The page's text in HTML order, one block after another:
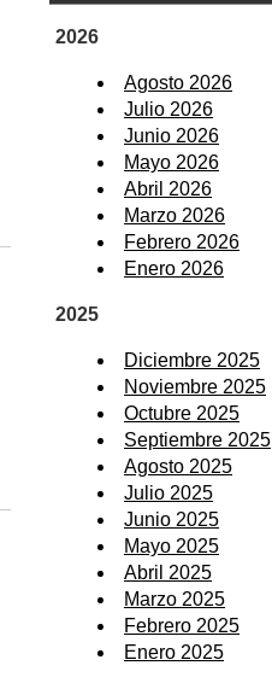
2026
Agosto 2026
Julio 2026
Junio 2026
Mayo 2026
Abril 2026
Marzo 2026
Febrero 2026
Enero 2026
2025
Diciembre 2025
Noviembre 2025
Octubre 2025
Septiembre 2025
Agosto 2025
Julio 2025
Junio 2025
Mayo 2025
Abril 2025
Marzo 2025
Febrero 2025
Enero 2025